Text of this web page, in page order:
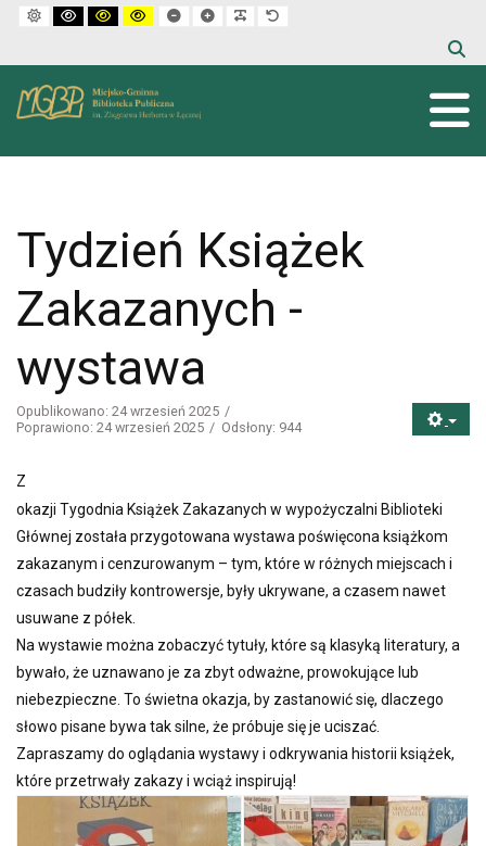
Default mode
High contrast black white mode
High contrast black yellow mode
High contrast yellow black mode
Set smaller font
Set larger font
Make font more readable
Tydzień Książek
Zakazanych -
wystawa
Opublikowano: 24 wrzesień 2025
Poprawiono: 24 wrzesień 2025
Odsłony: 944
Z
okazji Tygodnia Książek Zakazanych w wypożyczalni Biblioteki
Głównej została przygotowana wystawa poświęcona książkom
zakazanym i cenzurowanym – tym, które w różnych miejscach i
czasach budziły kontrowersje, były ukrywane, a czasem nawet
usuwane z półek.
Na wystawie można zobaczyć tytuły, które są klasyką literatury, a
bywało, że uznawano je za zbyt odważne, prowokujące lub
niebezpieczne. To świetna okazja, by zastanowić się, dlaczego
słowo pisane bywa tak silne, że próbuje się je uciszać.
Zapraszamy do oglądania wystawy i odkrywania historii książek,
które przetrwały zakazy i wciąż inspirują!